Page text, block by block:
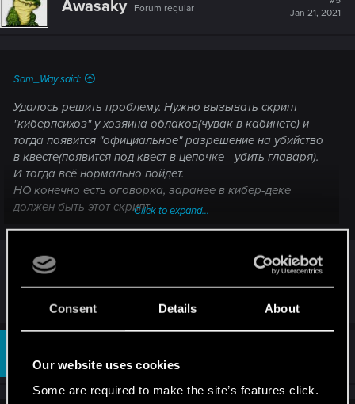
Consent Details About
Our website uses cookies
Some are required to make the site’s features click.
Awasaky Forum regular
Jan 21, 2021
Sam_Way said:
Удалось решить проблему. Нужно вызывать скрипт
"киберпсихоз" у хозяина облаков(чувак в кабинете) и
тогда появится "официальное" разрешение на убийство
в квесте(появится под квест в цепочке - убить главаря).
И тогда всё нормально пойдет.
НО конечно есть оговорка, заранее в кибер-деке
должен быть этот скрипт.Click to expand...
Так проблема в том, что его вообще нет, если
зайти не с той стороны
Sam_Way Rookie